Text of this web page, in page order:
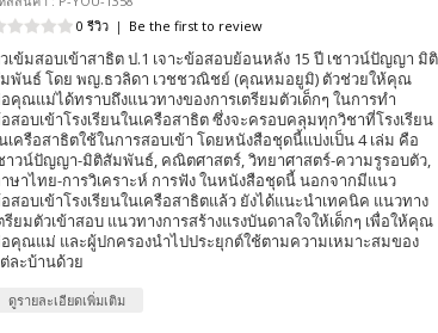
0 รีวิว | Be the first to review
เข้มสอบเข้าสาธิต ป.1 เจาะข้อสอบย้อนหลัง 15 ปี เชาวน์ปัญญา มิติ
พันธ์ โดย พญ.ธวลิดา เวชชวณิชย์ (คุณหมอยูมิ) ตัวช่วยให้คุณ
คุณแม่ได้ทราบถึงแนวทางของการเตรียมตัวเด็กๆ ในการทำ
สอบเข้าโรงเรียนในเครือสาธิต ซึ่งจะครอบคลุมทุกวิชาที่โรงเรียน
เครือสาธิตใช้ในการสอบเข้า โดยหนังสือชุดนี้แบ่งเป็น 4 เล่ม คือ
าวน์ปัญญา-มิติสัมพันธ์, คณิตศาสตร์, วิทยาศาสตร์-ความรูรอบตัว,
ษาไทย-การวิเคราะห์ การฟัง ในหนังสือชุดนี้ นอกจากมีแนว
สอบเข้าโรงเรียนในเครือสาธิตแล้ว ยังได้แนะนำเทคนิค แนวทาง
รียมตัวเข้าสอบ แนวทางการสร้างแรงบันดาลใจให้เด็กๆ เพื่อให้คุณ
คุณแม่ และผู้ปกครองนำไปประยุกต์ใช้ตามความเหมาะสมของ
ละบ้านด้วย
ดูรายละเอียดเพิ่มเติม